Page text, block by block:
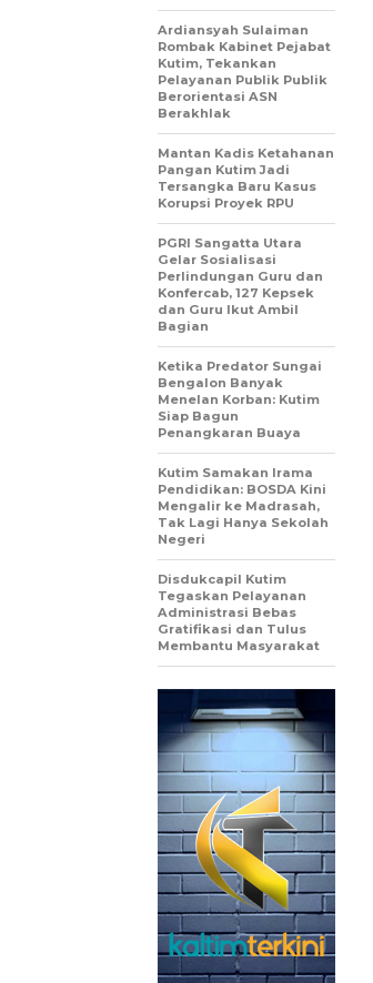
Ardiansyah Sulaiman
Rombak Kabinet Pejabat
Kutim, Tekankan
Pelayanan Publik Publik
Berorientasi ASN
Berakhlak
Mantan Kadis Ketahanan
Pangan Kutim Jadi
Tersangka Baru Kasus
Korupsi Proyek RPU
PGRI Sangatta Utara
Gelar Sosialisasi
Perlindungan Guru dan
Konfercab, 127 Kepsek
dan Guru Ikut Ambil
Bagian
Ketika Predator Sungai
Bengalon Banyak
Menelan Korban: Kutim
Siap Bagun
Penangkaran Buaya
Kutim Samakan Irama
Pendidikan: BOSDA Kini
Mengalir ke Madrasah,
Tak Lagi Hanya Sekolah
Negeri
Disdukcapil Kutim
Tegaskan Pelayanan
Administrasi Bebas
Gratifikasi dan Tulus
Membantu Masyarakat